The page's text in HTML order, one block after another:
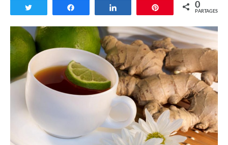
Enregistrer
0
PARTAGES